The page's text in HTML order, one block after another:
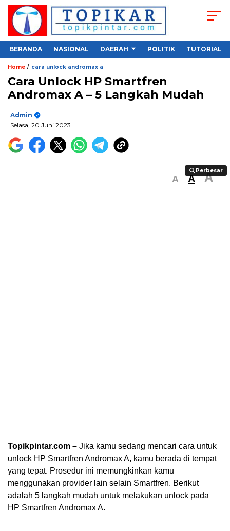
BERANDA NASIONAL DAERAH POLITIK TUTORIAL
Home / cara unlock andromax a
Cara Unlock HP Smartfren
Andromax A – 5 Langkah Mudah
Admin
Selasa, 20 Juni 2023
Perbesar
Perbesar
A A A
Topikpintar.com – Jika kamu sedang mencari cara untuk
unlock HP Smartfren Andromax A, kamu berada di tempat
yang tepat. Prosedur ini memungkinkan kamu
menggunakan provider lain selain Smartfren. Berikut
adalah 5 langkah mudah untuk melakukan unlock pada
HP Smartfren Andromax A.